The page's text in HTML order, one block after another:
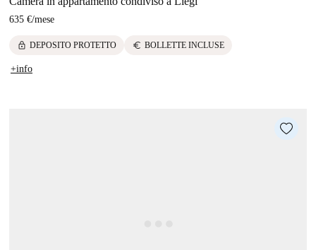
635 €/mese
lock DEPOSITO PROTETTO euro BOLLETTE INCLUSE
+info